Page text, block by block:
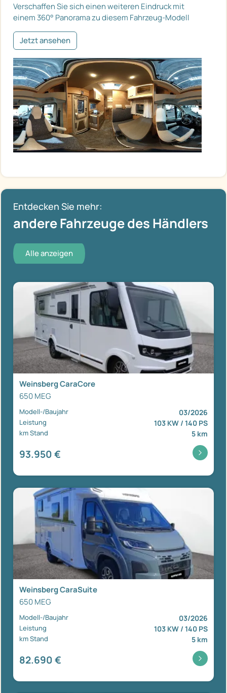
Verschaffen Sie sich einen weiteren Eindruck mit
einem 360° Panorama zu diesem Fahrzeug-Modell
Jetzt ansehen
Entdecken Sie mehr:
andere Fahrzeuge des Händlers
Alle anzeigen
Weinsberg CaraCore
650 MEG
Modell-/Baujahr 03/2026
Leistung 103 KW / 140 PS
km Stand 5 km
93.950 €
Weinsberg CaraSuite
650 MEG
Modell-/Baujahr 03/2026
Leistung 103 KW / 140 PS
km Stand 5 km
82.690 €